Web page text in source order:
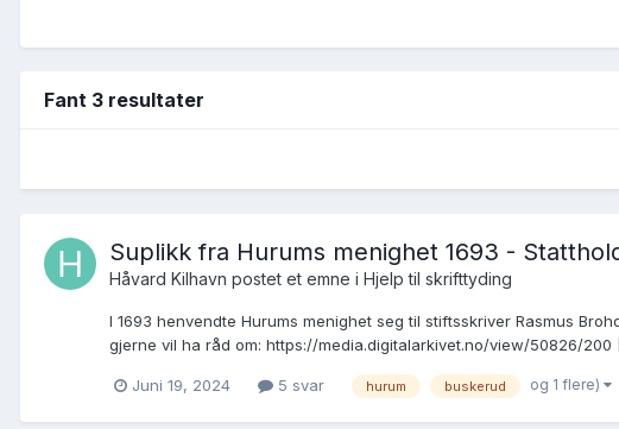
Fant 3 resultater
Suplikk fra Hurums menighet 1693 -
Håvard Kilhavn postet et emne i Hjelp til skrifttyding
I 1693 henvendte Hurums menighet seg til stiftsskriver Rasmus
gjerne vil ha råd om: https://media.digitalarkivet.no/view/50826/200
Juni 19, 2024 5 svar hurum buskerud og 1 flere)